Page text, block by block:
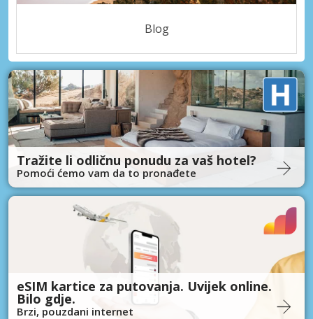
Blog
Tražite li odličnu ponudu za vaš hotel?
Pomoći ćemo vam da to pronađete
eSIM kartice za putovanja. Uvijek online.
Bilo gdje.
Brzi, pouzdani internet